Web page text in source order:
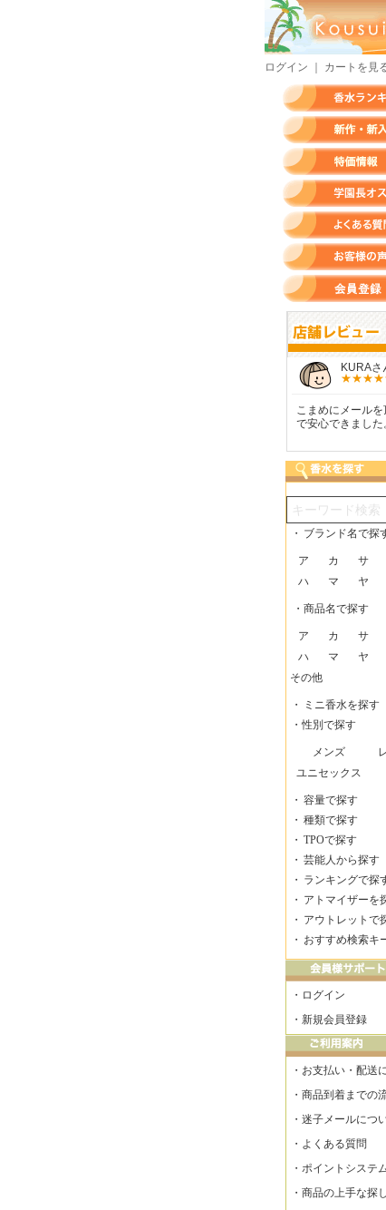
ログイン カートを見
KURAさ
こまめにメール
で安心できました
・ ブランド名で探
ア カ サ
ハ
マ ヤ
・商品名で探す
ア カ サ
ハ
マ ヤ
その他
・
ミニ香水を探す
・性別で探す
メンズ
ユニセックス
・ 容量で探す
・ 種類で探す
・ TPOで探す
・ 芸能人から探す
・ ランキングで探
・ アトマイザーを
・ アウトレットで
・ おすすめ検索キ
・ ログイン
・ 新規会員登録
・ お支払い・配送
・ 商品到着までの
・ 迷子メールにつ
・ よくある質問
・ ポイントシステ
・ 商品の上手な探